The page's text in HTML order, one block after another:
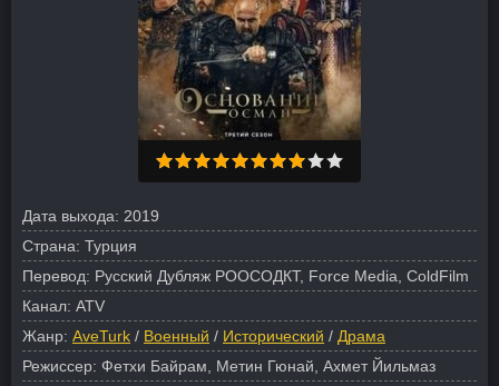
Дата выхода: 2019
Страна: Турция
Перевод: Русский Дубляж РООСОДКТ, Force Media, ColdFilm
Канал: ATV
Жанр: AveTurk / Военный / Исторический / Драма
Режиссер: Фетхи Байрам, Метин Гюнай, Ахмет Йильмаз